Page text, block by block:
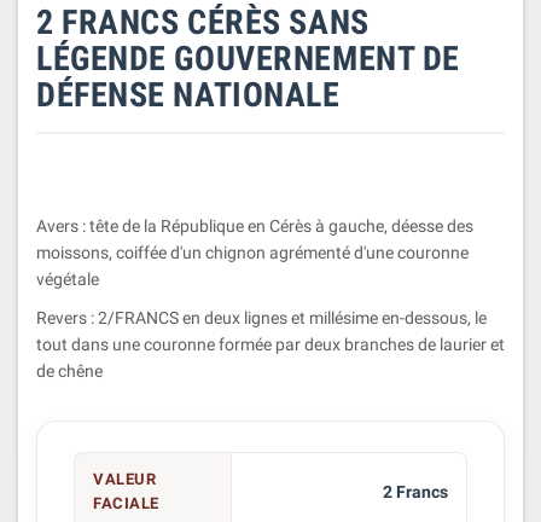
2 FRANCS CÉRÈS SANS
LÉGENDE GOUVERNEMENT DE
DÉFENSE NATIONALE
Avers : tête de la République en Cérès à gauche, déesse des
moissons, coiffée d'un chignon agrémenté d'une couronne
végétale
Revers : 2/FRANCS en deux lignes et millésime en-dessous, le
tout dans une couronne formée par deux branches de laurier et
de chêne
VALEUR
FACIALE
2 Francs